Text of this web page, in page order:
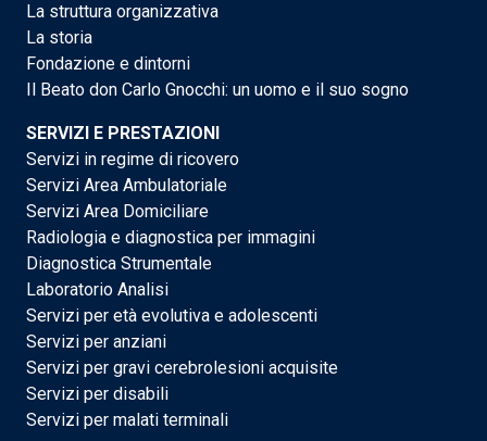
La struttura organizzativa
La storia
Fondazione e dintorni
Il Beato don Carlo Gnocchi: un uomo e il suo sogno
SERVIZI E PRESTAZIONI
Servizi in regime di ricovero
Servizi Area Ambulatoriale
Servizi Area Domiciliare
Radiologia e diagnostica per immagini
Diagnostica Strumentale
Laboratorio Analisi
Servizi per età evolutiva e adolescenti
Servizi per anziani
Servizi per gravi cerebrolesioni acquisite
Servizi per disabili
Servizi per malati terminali